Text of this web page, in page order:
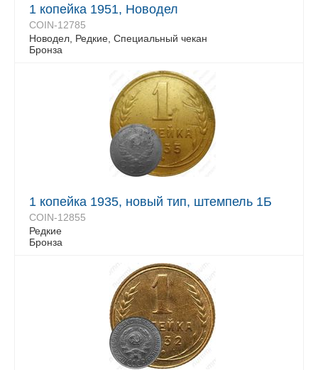
1 копейка 1951, Новодел
COIN-12785
Новодел, Редкие, Специальный чекан
Бронза
1 копейка 1935, новый тип, штемпель 1Б
COIN-12855
Редкие
Бронза